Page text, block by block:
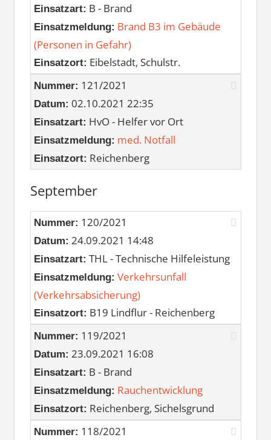
Einsatzart: B - Brand
Einsatzmeldung: Brand B3 im Gebäude
(Personen in Gefahr)
Einsatzort: Eibelstadt, Schulstr.
Nummer: 121/2021
Datum: 02.10.2021 22:35
Einsatzart: HvO - Helfer vor Ort
Einsatzmeldung: med. Notfall
Einsatzort: Reichenberg
September
Nummer: 120/2021
Datum: 24.09.2021 14:48
Einsatzart: THL - Technische Hilfeleistung
Einsatzmeldung: Verkehrsunfall
(Verkehrsabsicherung)
Einsatzort: B19 Lindflur - Reichenberg
Nummer: 119/2021
Datum: 23.09.2021 16:08
Einsatzart: B - Brand
Einsatzmeldung: Rauchentwicklung
Einsatzort: Reichenberg, Sichelsgrund
Nummer: 118/2021